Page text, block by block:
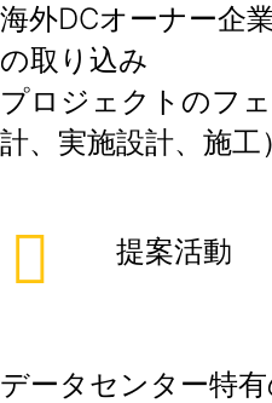
海外DCオーナー企
の取り込み
プロジェクトのフ
計、実施設計、施
提案活動
データセンター特